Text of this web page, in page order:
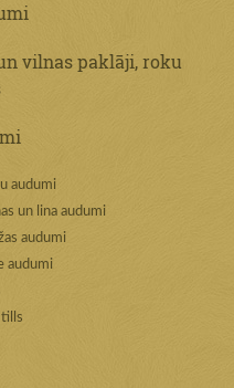
vilnas paklāji, roku
audumi
un lina audumi
audumi
audumi